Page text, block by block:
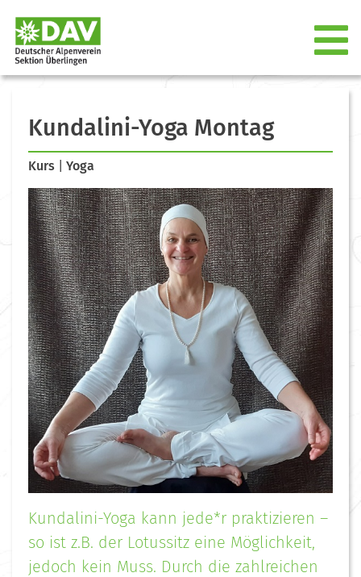
Kundalini-Yoga Montag
Kurs Yoga
Kundalini-Yoga kann jede*r praktizieren –
so ist z.B. der Lotussitz eine Möglichkeit,
jedoch kein Muss. Durch die zahlreichen